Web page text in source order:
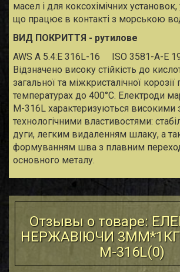
масел і для коксохімічних установок,
що працює в контакті з морською
ВИД ПОКРИТТЯ - рутилове
AWS A 5.4:E 316L-16
ISO 3581-A-E
Відзначено високу стійкість до
загальної та міжкристалічної корозії
температурах до 400°С. Електроди
М-316L характеризуються
технологічними властивостями:
дуги, легким видаленням шлаку, а
формуванням шва з плавним
основного металу.
Отзывы о товаре:
НЕРЖАВІЮЧИ
М-316L(0)